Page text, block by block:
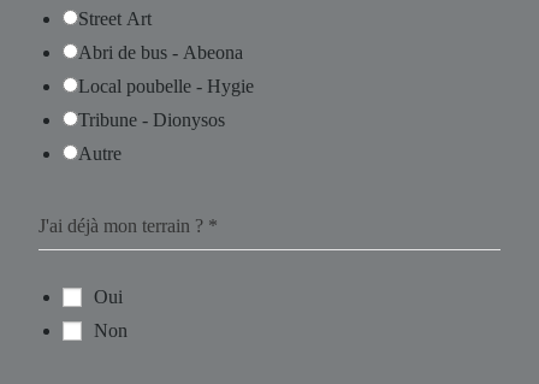
Street Art
Abri de bus - Abeona
Local poubelle - Hygie
Tribune - Dionysos
Autre
J'ai déjà mon terrain ? *
Oui
Non